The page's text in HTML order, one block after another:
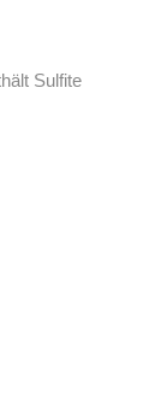
Sulfite